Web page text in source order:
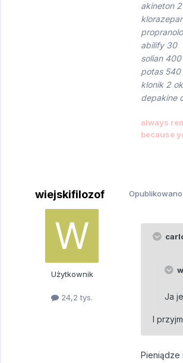
akineton 2
abilify 30
solian 400
potas 540
klonik 2
depakine
always
because
wiejskifilozof
Użytkownik
24,2 tys.
Opublikowano
Ja
I
Pieniądze